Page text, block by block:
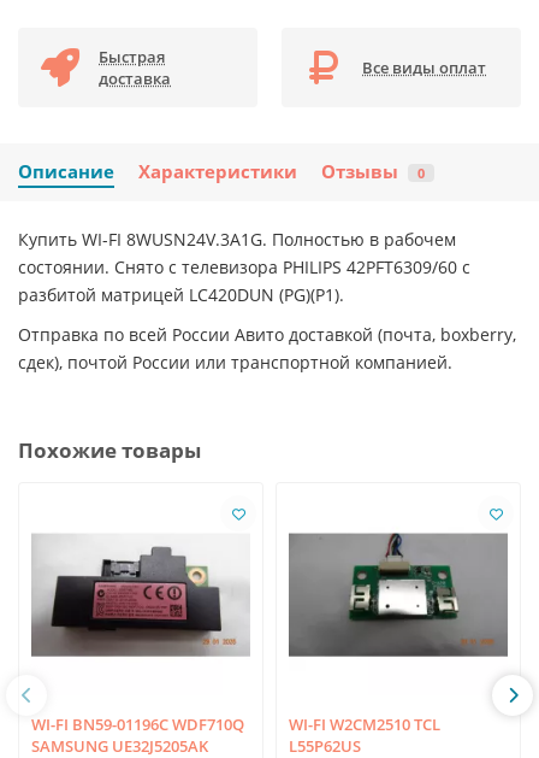
Быстрая
доставка
Все виды оплат
Описание Характеристики Отзывы 0
Купить WI-FI 8WUSN24V.3A1G. Полностью в рабочем
состоянии. Снято с телевизора PHILIPS 42PFT6309/60 с
разбитой матрицей LC420DUN (PG)(P1).
Отправка по всей России Авито доставкой (почта, boxberry,
сдек), почтой России или транспортной компанией.
Похожие товары
WI-FI BN59-01196C WDF710Q
SAMSUNG UE32J5205AK
WI-FI W2CM2510 TCL
L55P62US